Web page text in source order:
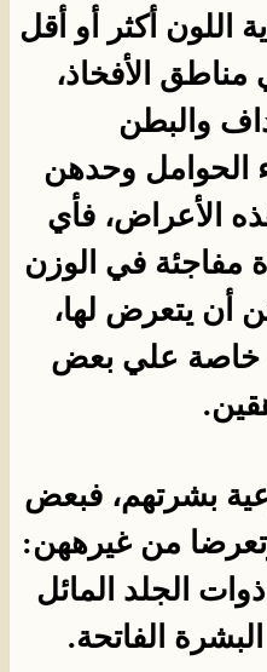
أكثر أو أقل
مناطق الأفخاذ،
والبطن
الحوامل وحدهن
الأعراض، فأي
في الوزن
أن يتعرض لها،
خاصة علي بعض
بشرتهم، فبعض
من غيرههن:
الجلد المائل
الفاتحة.